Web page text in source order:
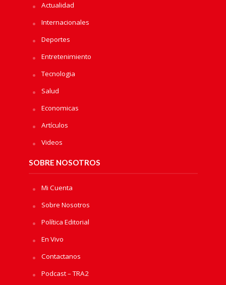
Actualidad
Internacionales
Deportes
Entretenimiento
Tecnologia
Salud
Economicas
Artículos
Videos
SOBRE NOSOTROS
Mi Cuenta
Sobre Nosotros
Política Editorial
En Vivo
Contactanos
Podcast – TRA2